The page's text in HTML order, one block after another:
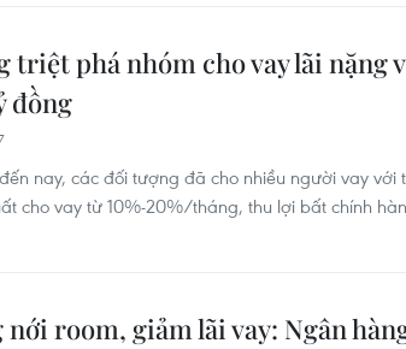
triệt phá nhóm cho vay lãi nặng
đồng
nay, các đối tượng đã cho nhiều người vay với
cho vay từ 10%-20%/tháng, thu lợi bất chính
nới room, giảm lãi vay: Ngân